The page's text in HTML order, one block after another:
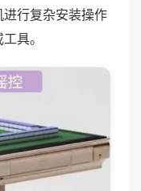
行复杂安装操作
具。